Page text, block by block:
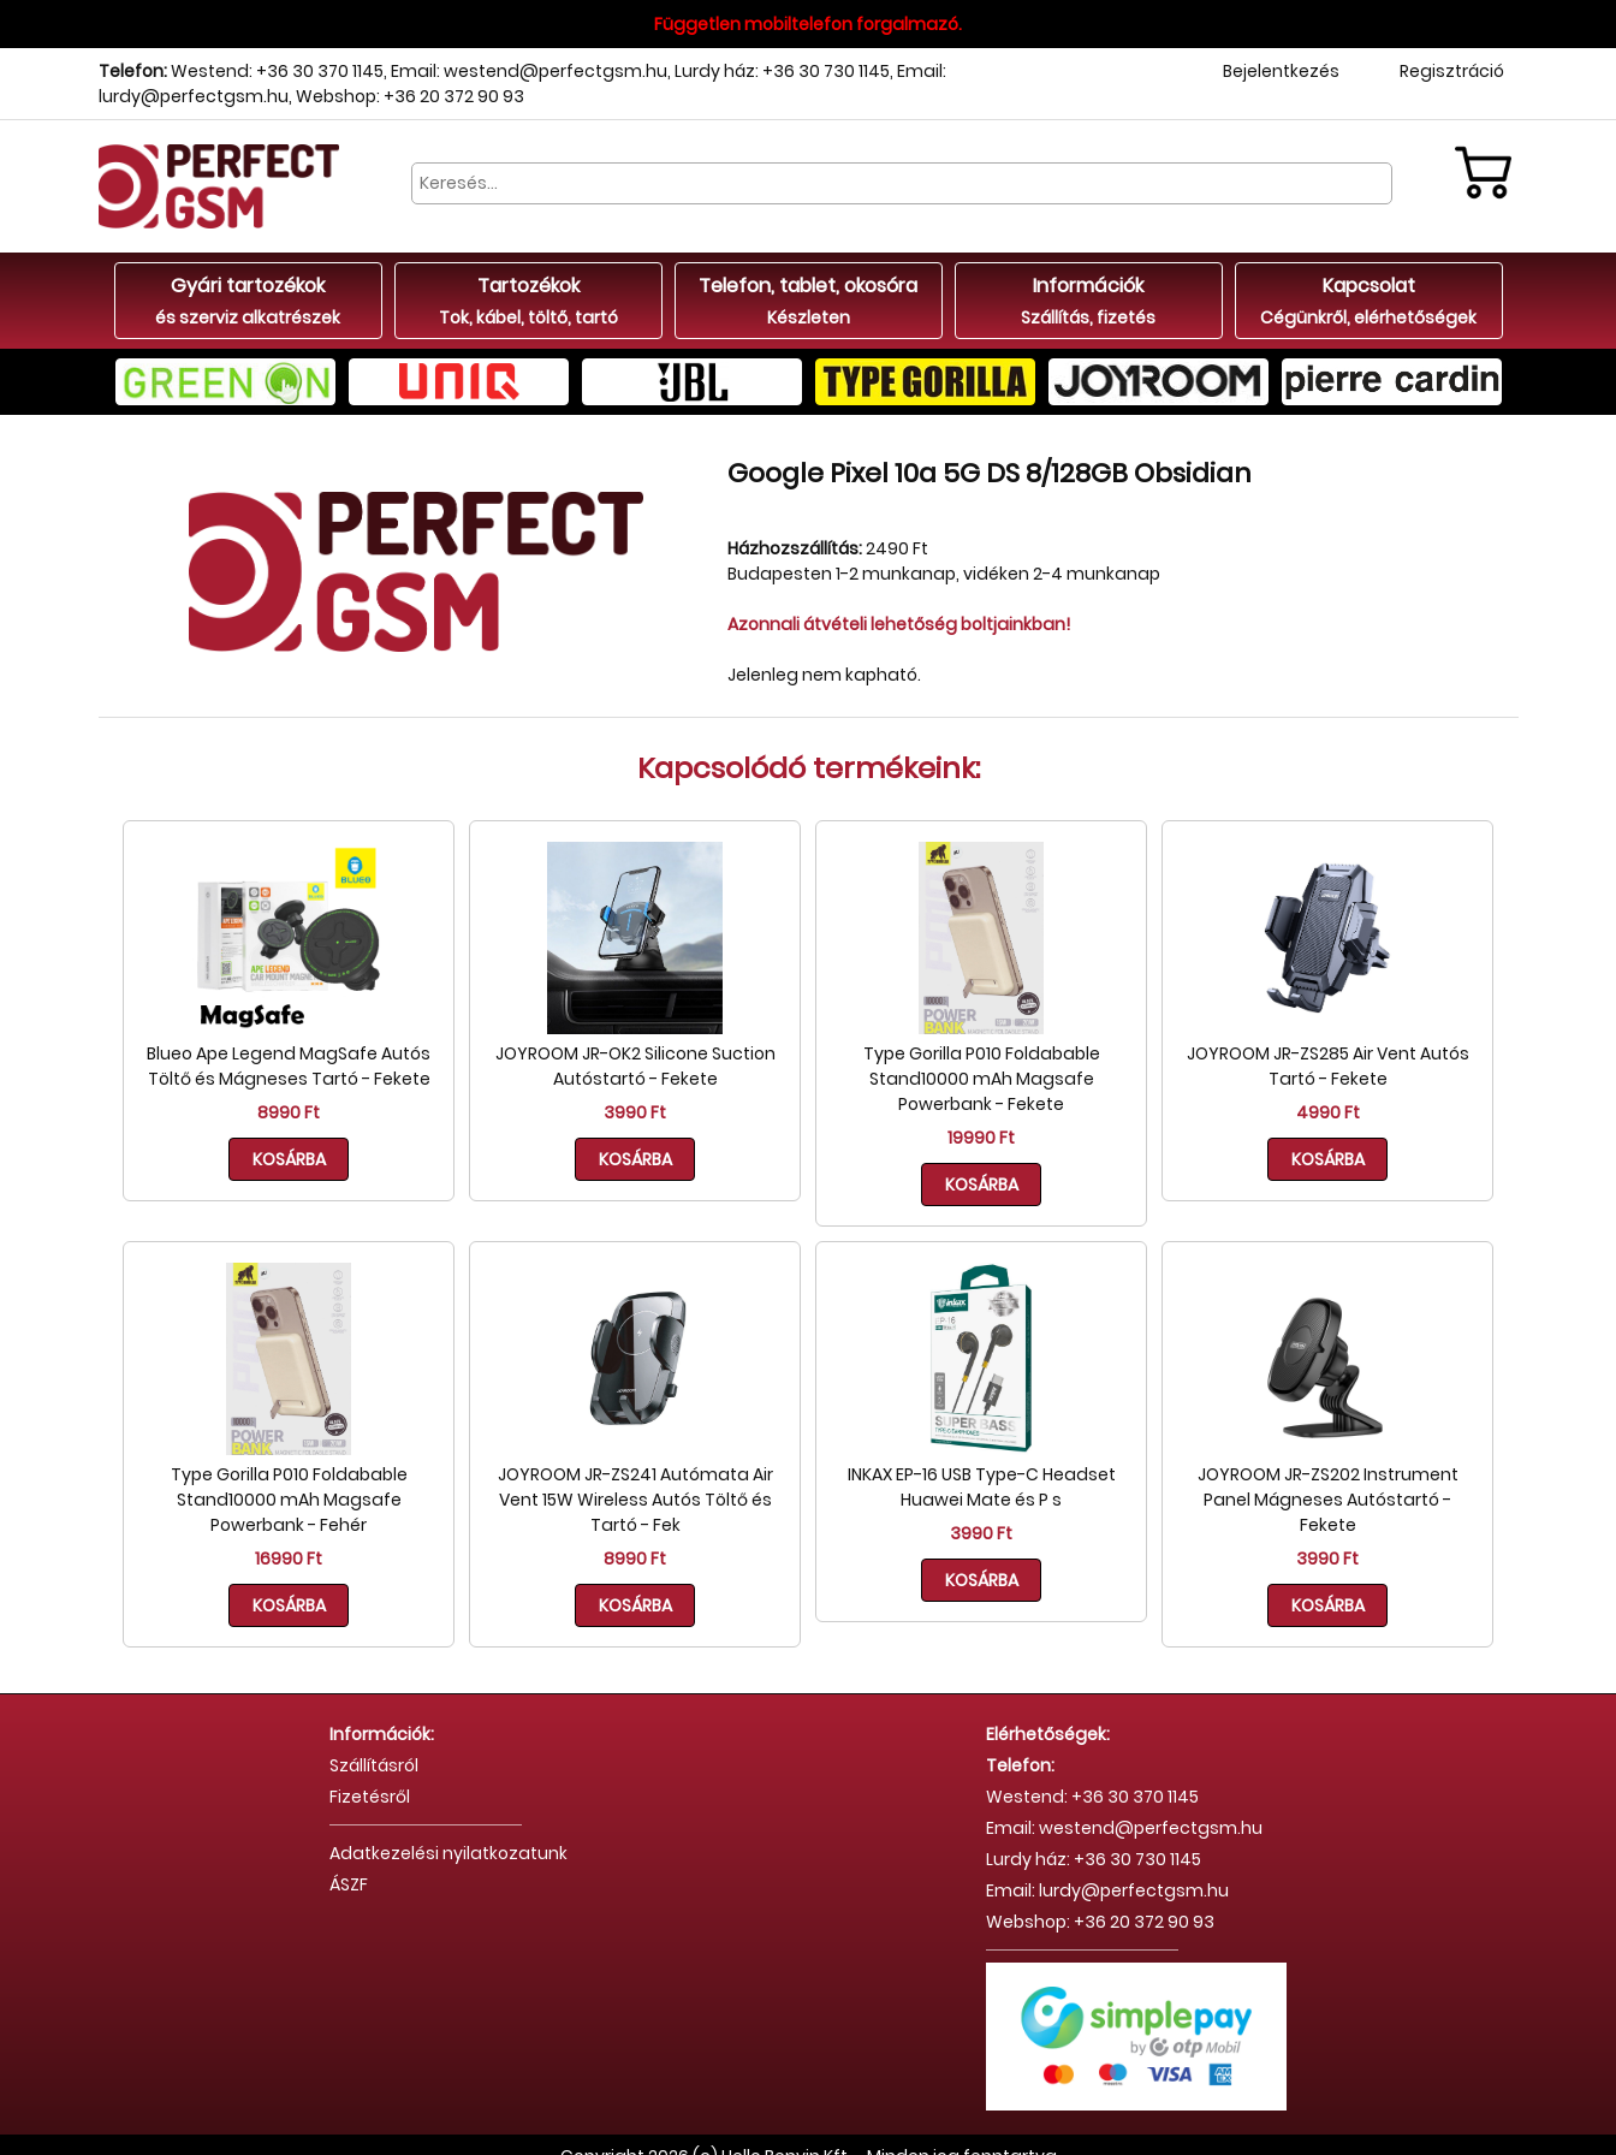
Független mobiltelefon forgalmazó.
Telefon:Westend: +36 30 370 1145, Email: westend@perfectgsm.hu, Lurdy ház: +36 30 730 1145, Email:
lurdy@perfectgsm.hu, Webshop: +36 20 372 90 93
Bejelentkezés Regisztráció
Gyári tartozékok
és szerviz alkatrészek
Tartozékok
Tok, kábel, töltő, tartó
Telefon, tablet, okosóra
Készleten
Információk
Szállítás, fizetés
Kapcsolat
Cégünkről, elérhetőségek
Google Pixel 10a 5G DS 8/128GB Obsidian
Házhozszállítás:2490 Ft
Budapesten 1-2 munkanap, vidéken 2-4 munkanap
Azonnali átvételi lehetőség boltjainkban!
Jelenleg nem kapható.
Kapcsolódó termékeink:
Blueo Ape Legend MagSafe Autós
Töltő és Mágneses Tartó - Fekete
8990 Ft
KOSÁRBA
JOYROOM JR-OK2 Silicone Suction
Autóstartó - Fekete
3990 Ft
KOSÁRBA
Type Gorilla P010 Foldabable
Stand10000 mAh Magsafe
Powerbank - Fekete
19990 Ft
KOSÁRBA
JOYROOM JR-ZS285 Air Vent Autós
Tartó - Fekete
4990 Ft
KOSÁRBA
Type Gorilla P010 Foldabable
Stand10000 mAh Magsafe
Powerbank - Fehér
16990 Ft
KOSÁRBA
JOYROOM JR-ZS241 Autómata Air
Vent 15W Wireless Autós Töltő és
Tartó - Fek
8990 Ft
KOSÁRBA
INKAX EP-16 USB Type-C Headset
Huawei Mate és P s
3990 Ft
KOSÁRBA
JOYROOM JR-ZS202 Instrument
Panel Mágneses Autóstartó -
Fekete
3990 Ft
KOSÁRBA
Információk:
Szállításról
Fizetésről
Adatkezelési nyilatkozatunk
ÁSZF
Elérhetőségek:
Telefon:
Westend: +36 30 370 1145
Email: westend@perfectgsm.hu
Lurdy ház: +36 30 730 1145
Email: lurdy@perfectgsm.hu
Webshop: +36 20 372 90 93